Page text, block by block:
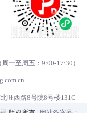
一至周五：9:00-17:30）
旺西路8号院8号楼131C